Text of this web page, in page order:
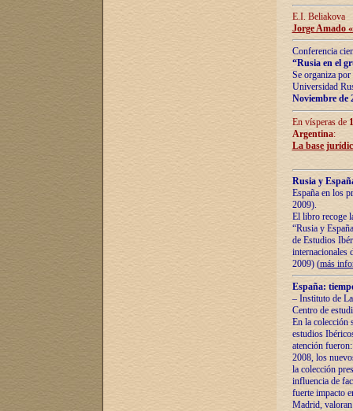
E.I. Beliakova
Jorge Amado
Conferencia
“Rusia en el
Se organiza
Universidad
Noviembre de
En vísperas de
Argentina:
La base
Rusia y
España en los
2009).
El libro recoge
“Rusia y
de Estudios
internacionales
2009) (más
España:
– Instituto de
Centro de
En la colección
estudios
atención
2008, los
la colección
influencia de
fuerte impacto
Madrid,